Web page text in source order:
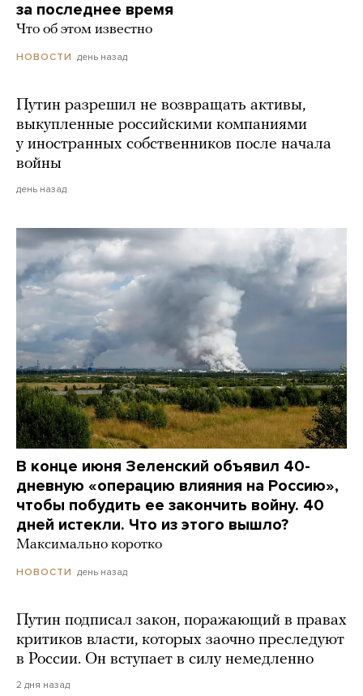
за последнее время
Что об этом известно
НОВОСТИ день назад
Путин разрешил не возвращать активы,
выкупленные российскими компаниями
у иностранных собственников после начала
войны
день назад
В конце июня Зеленский объявил 40-
дневную «операцию влияния на Россию»,
чтобы побудить ее закончить войну. 40
дней истекли. Что из этого вышло?
Максимально коротко
НОВОСТИ день назад
Путин подписал закон, поражающий в правах
критиков власти, которых заочно преследуют
в России. Он вступает в силу немедленно
2 дня назад